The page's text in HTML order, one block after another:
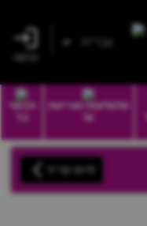
עברית
סלסלאות ואריזות
שי
הכשר
בד
סיום קנייה